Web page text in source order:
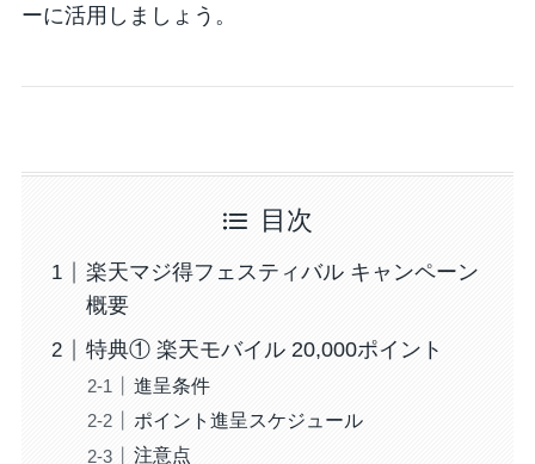
ーに活用しましょう。
目次
楽天マジ得フェスティバル キャンペーン
概要
特典① 楽天モバイル 20,000ポイント
進呈条件
ポイント進呈スケジュール
注意点